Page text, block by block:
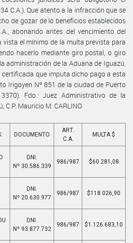
C.A.). Que atento a la infracción que se
de gozar de lo beneficios establecidos
abonando antes del vencimiento del
el mínimo de la multa prevista para
hacerlo mediante giro postal, o giro
administración de la Aduana de Iguazú,
que imputa dicho pago a esta
Irigoyen Nº 851 de la ciudad de Puerto
Fdo.: Juez Administrativo de la
Mauricio M. CARLINO.
DOCUMENTO
ART.
C.A.
MULTA $
DNI.
Nº 30.586.339
986/987 $60.281,08
DNI.
Nº 20.630.977
986/987 $118.026,90
DNI.
Nº 93.877.732
986/987 $1.126.683,10